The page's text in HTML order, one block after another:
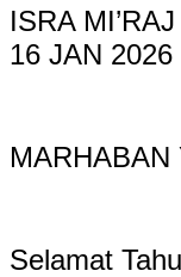
ISRA
16 JAN 2026
MARHABAN
Selamat